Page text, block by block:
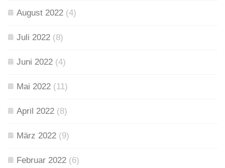
August 2022 (4)
Juli 2022 (8)
Juni 2022 (4)
Mai 2022 (11)
April 2022 (8)
März 2022 (9)
Februar 2022 (6)